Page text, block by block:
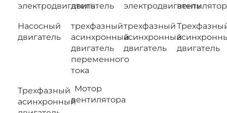
электродвигатель
двигатель
электродвигатель
Насосный
двигатель
трехфазный
асинхронный
двигатель
переменного
тока
трехфазный
асинхронный
двигатель
двигатель
Трехфазный
асинхронный
Мотор
вентилятора